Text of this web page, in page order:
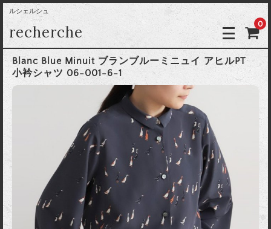
ルシェルシュ
recherche 0
Blanc Blue Minuit ブランブルーミニュイ アヒルPT
小衿シャツ 06-001-6-1